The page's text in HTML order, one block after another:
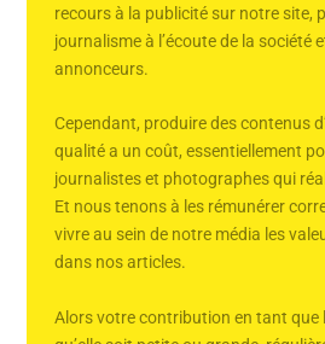
recours à la publicité sur notre site,
journalisme à l’écoute de la société
annonceurs.
Cependant, produire des contenus
qualité a un coût, essentiellement
journalistes et photographes qui
Et nous tenons à les rémunérer
vivre au sein de notre média les
dans nos articles.
Alors votre contribution en tant que